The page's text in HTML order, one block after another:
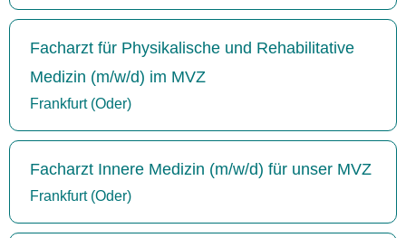
Facharzt für Physikalische und Rehabilitative
Medizin (m/w/d) im MVZ
Frankfurt (Oder)
Facharzt Innere Medizin (m/w/d) für unser MVZ
Frankfurt (Oder)